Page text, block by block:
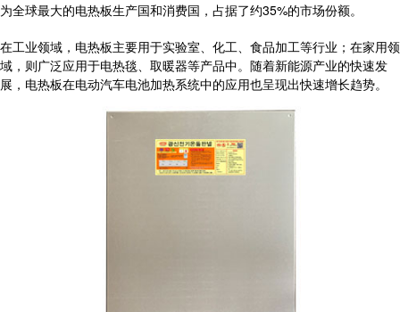
为全球最大的电热板生产国和消费国，占据了约35%的市场份额。
在工业领域，电热板主要用于实验室、化工、食品加工等行业；在家用领
域，则广泛应用于电热毯、取暖器等产品中。随着新能源产业的快速发
展，电热板在电动汽车电池加热系统中的应用也呈现出快速增长趋势。